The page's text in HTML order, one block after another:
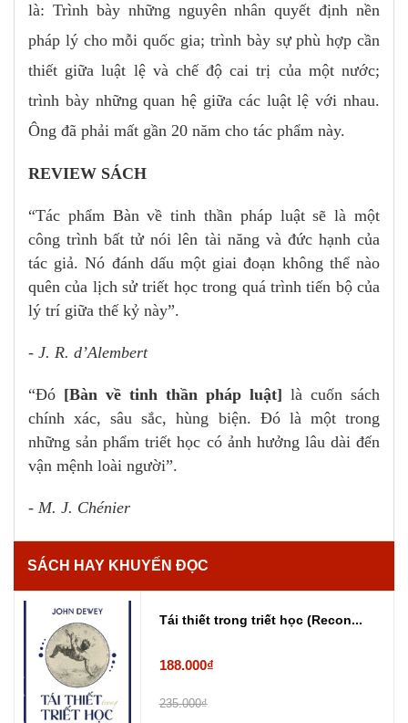
là: Trình bày những nguyên nhân quyết định nền
pháp lý cho mỗi quốc gia; trình bày sự phù hợp cần
thiết giữa luật lệ và chế độ cai trị của một nước;
trình bày những quan hệ giữa các luật lệ với nhau.
Ông đã phải mất gần 20 năm cho tác phẩm này.
REVIEW SÁCH
“Tác phẩm Bàn về tinh thần pháp luật sẽ là một
công trình bất tử nói lên tài năng và đức hạnh của
tác giả. Nó đánh dấu một giai đoạn không thể nào
quên của lịch sử triết học trong quá trình tiến bộ của
lý trí giữa thế kỷ này”.
- J. R. d’Alembert
“Đó [Bàn về tinh thần pháp luật] là cuốn sách
chính xác, sâu sắc, hùng biện. Đó là một trong
những sản phẩm triết học có ảnh hưởng lâu dài đến
vận mệnh loài người”.
- M. J. Chénier
SÁCH HAY KHUYẾN ĐỌC
Tái thiết trong triết học (Recon...
188.000₫
235.000₫